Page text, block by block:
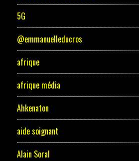
5G
@emmanuelleducros
afrique
afrique média
Ahkenaton
aide soignant
Alain Soral